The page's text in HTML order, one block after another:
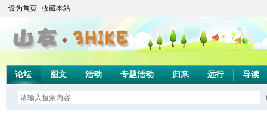
设为首页 收藏本站
论坛 图文 活动 专题活动 归来 远行 导读